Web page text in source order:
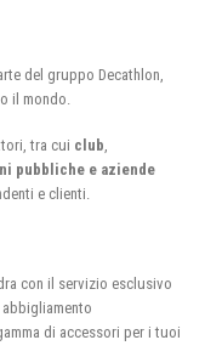
del gruppo Decathlon,
il mondo.
tra cui club
pubbliche e aziende
e clienti.
con il servizio esclusivo
di accessori per i tuoi